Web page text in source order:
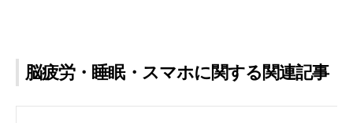
脳疲労・睡眠・スマホに関する関連記事